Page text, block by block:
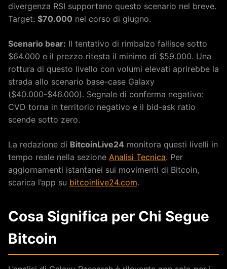
divergenza RSI supportano questo scenario nel breve.
Target: $70.000 nel corso di giugno.
Scenario bear: Il tentativo di rimbalzo fallisce sotto
$64.000 e il prezzo ritesta il minimo di $59.000. Una
rottura di questo livello con volumi elevati aprirebbe la
strada allo scenario base-case Galaxy
($40.000-$46.000). Segnale di conferma negativo:
CVD torna in territorio negativo e il bid-ask ratio
scende sotto zero.
La redazione di BitcoinLive24 monitora questi livelli in
tempo reale nella sezione Analisi Tecnica. Per
aggiornamenti istantanei sui movimenti di Bitcoin,
scarica l’app su bitcoinlive24.com.
Cosa Significa per Chi Segue
Bitcoin